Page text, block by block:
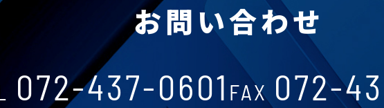
お問い合わせ
072-437-0601 FAX 072-